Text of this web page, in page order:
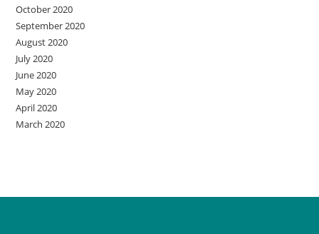
October 2020
September 2020
August 2020
July 2020
June 2020
May 2020
April 2020
March 2020